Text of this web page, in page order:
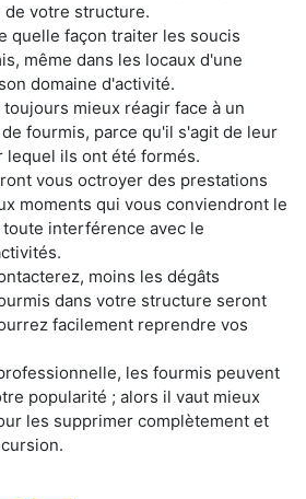
votre structure.
quelle façon traiter les soucis
même dans les locaux d'une
domaine d'activité.
mieux réagir face à un
fourmis, parce qu'il s'agit de leur
lequel ils ont été formés.
vous octroyer des prestations
moments qui vous conviendront le
interférence avec le
moins les dégâts
dans votre structure seront
facilement reprendre vos
les fourmis peuvent
popularité ; alors il vaut mieux
les supprimer complètement et